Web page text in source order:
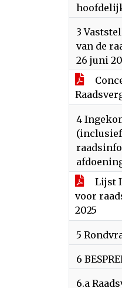
3
van de
26 juni
4
(inclusief
Lijst
voor
2025
5
6
6.a